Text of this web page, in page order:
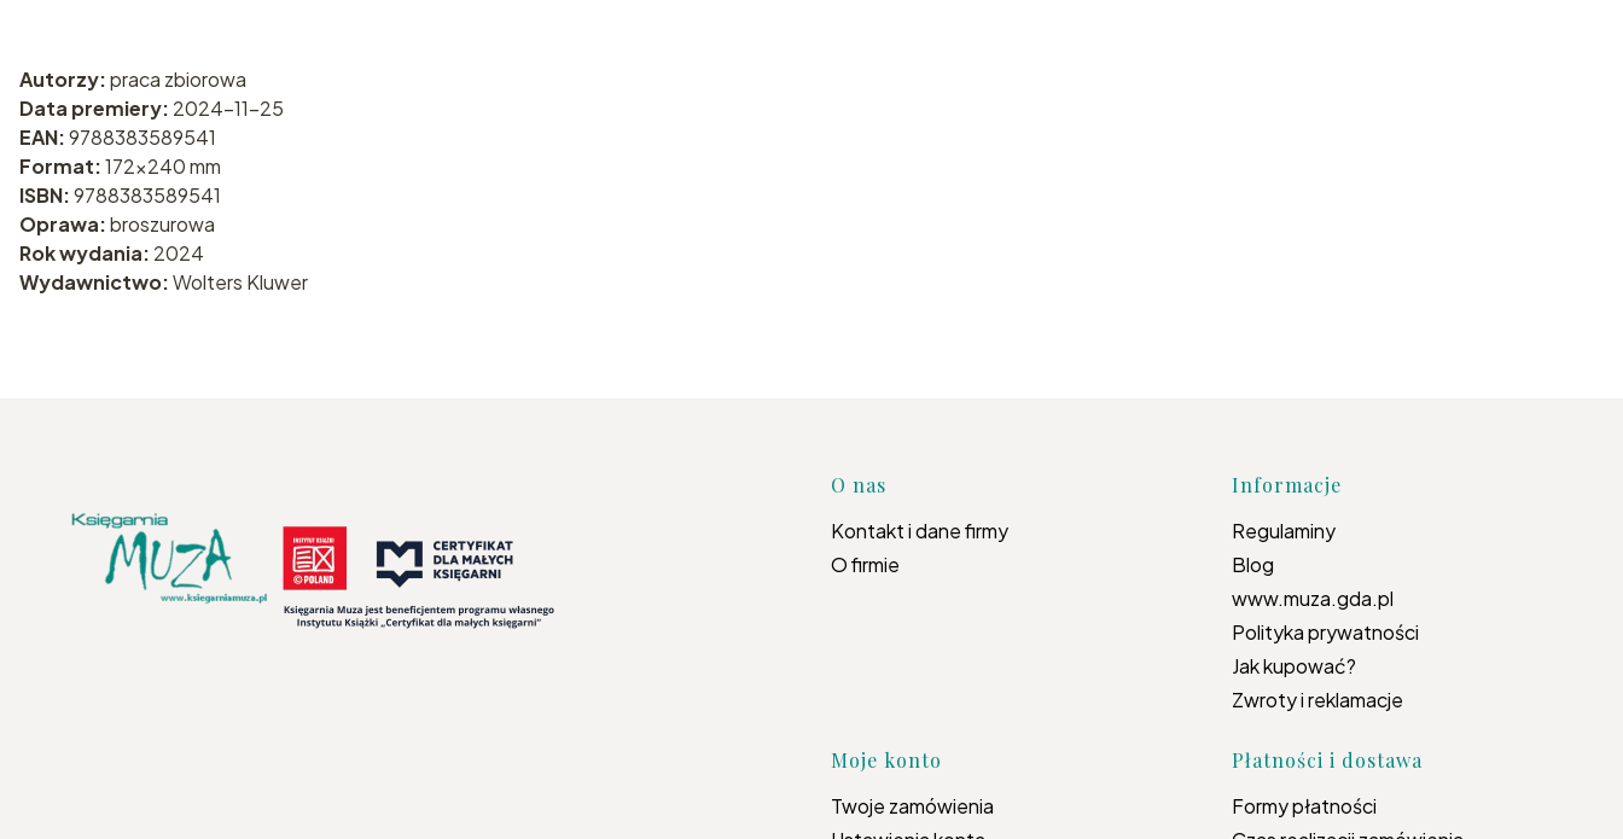
Autorzy:praca zbiorowa
Data premiery: 2024-11-25
EAN:9788383589541
Format:172x240 mm
ISBN:9788383589541
Oprawa:broszurowa
Rok wydania: 2024
Wydawnictwo:Wolters Kluwer
Linki w stopce
O nas
Kontakt i dane firmy
O firmie
Informacje
Regulaminy
Blog
www.muza.gda.pl
Polityka prywatności
Jak kupować?
Zwroty i reklamacje
Moje konto
Twoje zamówienia
Płatności i dostawa
Formy płatności